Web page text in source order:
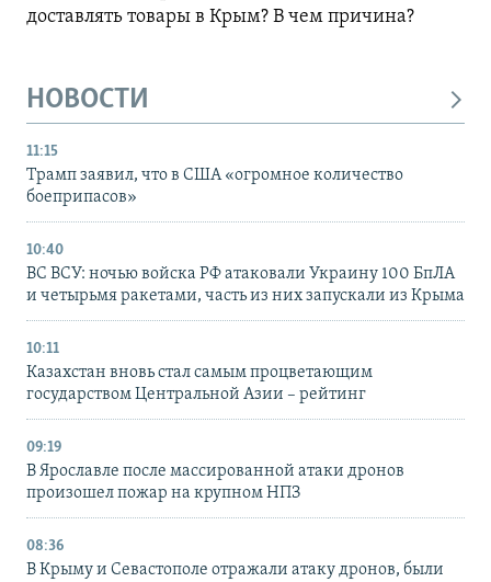
доставлять товары в Крым? В чем причина?
НОВОСТИ
11:15
Трамп заявил, что в США «огромное количество
боеприпасов»
10:40
ВС ВСУ: ночью войска РФ атаковали Украину 100 БпЛА
и четырьмя ракетами, часть из них запускали из Крыма
10:11
Казахстан вновь стал самым процветающим
государством Центральной Азии – рейтинг
09:19
В Ярославле после массированной атаки дронов
произошел пожар на крупном НПЗ
08:36
В Крыму и Севастополе отражали атаку дронов, были